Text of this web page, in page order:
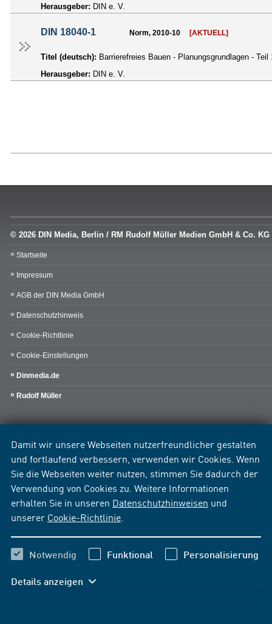
Damit wir unsere Webseiten nutzerfreundlicher gestalten
und fortlaufend verbessern, verwenden wir Cookies. Wenn
Sie die Webseiten weiter nutzen, stimmen Sie dadurch der
Verwendung von Cookies zu. Weitere Informationen
erhalten Sie in unseren Datenschutzhinweisen und
unserer Cookie-Richtlinie
Notwendig Funktional Personalisierung
Details anzeigen
Herausgeber: DIN e. V.
DIN 18040-1 Norm, 2010-10 [AKTUELL]
Titel (deutsch): Barrierefreies Bauen - Planungsgrundlagen -
Herausgeber: DIN e. V.
© 2026 DIN Media, Berlin / RM Rudolf Müller Medien GmbH & Co. KG
Startseite
Impressum
AGB der DIN Media GmbH
Datenschutzhinweis
Cookie-Richtlinie
Cookie-Einstellungen
Dinmedia.de
Rudolf Müller